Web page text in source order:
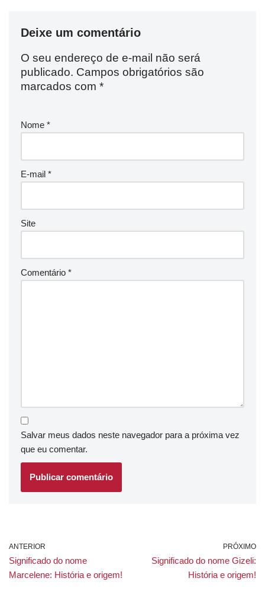
Deixe um comentário
O seu endereço de e-mail não será
publicado. Campos obrigatórios são
marcados com *
Nome *
E-mail *
Site
Comentário *
Salvar meus dados neste navegador para a próxima vez
que eu comentar.
ANTERIOR
Significado do nome
Marcelene: História e origem!
PRÓXIMO
Significado do nome Gizeli:
História e origem!